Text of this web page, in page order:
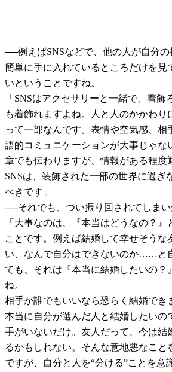
──例えばSNSなどで、他の人が自分
簡単に手に入れているところだけを見
いということですね。
「SNSはアクセサリーと一緒で、着
も着飾れますよね。人と人のかかわり
って一部なんです。表情や空気感、相
語的コミュニケーションが大事じゃな
章でも伝わりますが、情報がある程度
SNSは、装飾された一部の世界に過ぎ
べきです」
──それでも、つい振り回されてしま
「大事なのは、『本当はどうなの？』
ことです。例えば結婚して幸せそうな
い、なんで自分はできないのか……と
ても、それは『本当に結婚したいの？
ね。
相手が誰でもいいなら恐らく結婚でき
本当に自分が選んだ人と結婚したいの
手がいないだけ。友人だって、今は結
るかもしれない。そんな意地悪なこと
ですが、自分と人を“分ける”ことを意